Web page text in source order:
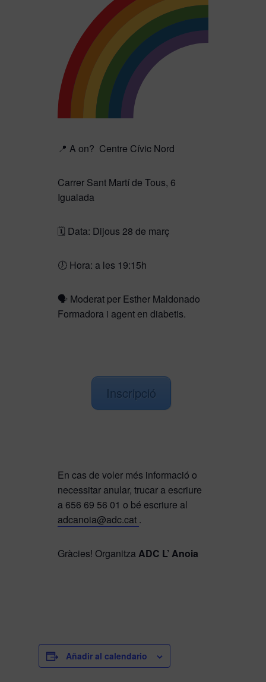
📍 A on? Centre Cívic Nord
Carrer Sant Martí de Tous, 6
Igualada
🗓️ Data: Dijous 28 de març
🕖 Hora: a les 19:15h
🗣️ Moderat per Esther Maldonado
Formadora i agent en diabetis.
Inscripció
En cas de voler més informació o
necessitar anular, trucar a escriure
a 656 69 56 01 o bé escriure al
adcanoia@adc.cat .
Gràcies! OrganitzaADC L’ Anoia
Añadir al calendario